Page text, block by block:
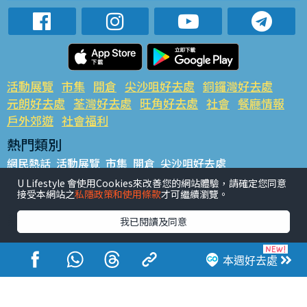
本週好去處
活動展覽 市集 開倉 尖沙咀好去處 銅鑼灣好去處
元朗好去處 荃灣好去處 旺角好去處 社會 餐廳情報
戶外郊遊 社會福利
熱門類別
網民熱話 活動展覽 市集 開倉 尖沙咀好去處
銅鑼灣好去處 元朗好去處 荃灣好去處 旺角好去處 社會
餐廳情報 戶外郊遊
熱門標籤
#UGO搵好去處 #人氣活動推介 #美食社群熱話
#親子玩樂好去處
#ULifestyle應用程式
#限時搶
#UJetso禮物放送
#ULifestyle商戶中心 #著數 #網絡熱話
U Lifestyle 會使用Cookies來改善您的網站體驗，請確定您同意
接受本網站之私隱政策和使用條款才可繼續瀏覽。
我已閱讀及同意